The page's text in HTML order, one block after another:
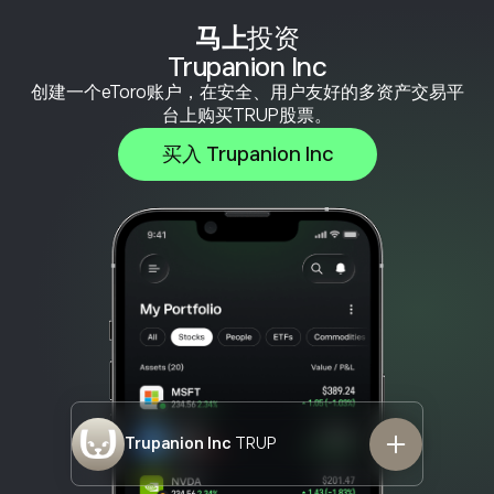
马上投资
Trupanion Inc
创建一个eToro账户，在安全、用户友好的多资产交易平
台上购买TRUP股票。
买入 Trupanion Inc
Trupanion Inc TRUP